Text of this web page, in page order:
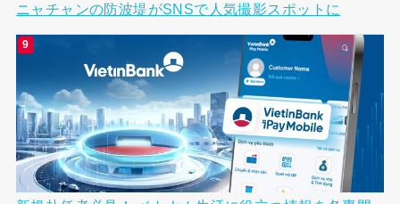
ニャチャンの防波堤がSNSで人気撮影スポットに